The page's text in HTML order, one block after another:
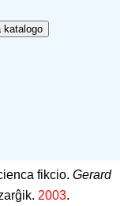
fikcio. Gerard
2003.